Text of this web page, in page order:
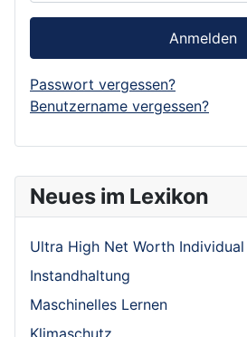
Neues im Lexikon
Ultra High Net Worth Individual
Instandhaltung
Maschinelles Lernen
Klimaschutz
Anmelden
Passwort vergessen?
Benutzername vergessen?